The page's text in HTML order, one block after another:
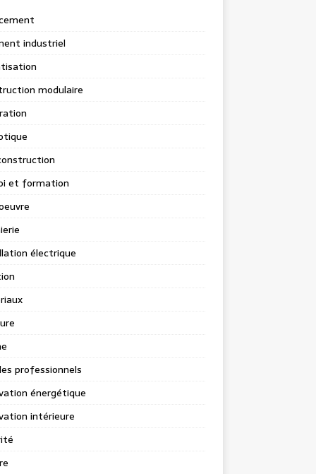
industriel
modulaire
et formation
électrique
professionnels
énergétique
intérieure